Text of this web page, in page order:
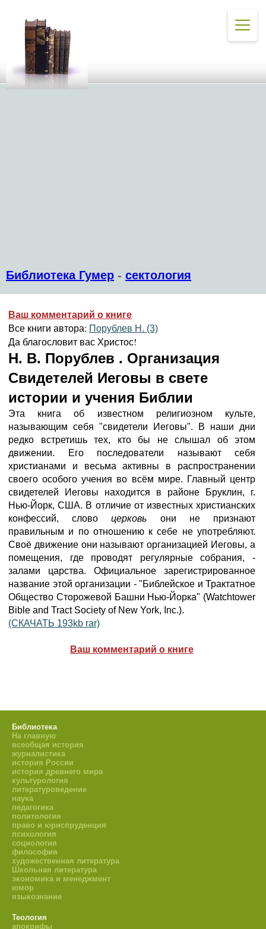
Библиотека Гумер - сектология
Ваш комментарий о книге
Все книги автора: Порублев Н. (3)
Да благословит вас Христос!
Н. В. Порублев . Организация
Свидетелей Иеговы в свете
истории и учения Библии
Эта книга об известном религиозном культе,
называющим себя "свидетели Иеговы". В наши дни
редко встретишь тех, кто бы не слышал об этом
движении. Его последователи называют себя
христианами и весьма активны в распространении
своего особого учения во всём мире. Главный центр
свидетелей Иеговы находится в районе Бруклин, г.
Нью-Йорк, США. В отличие от известных христианских
конфессий, словоцерковь они не признают
правильным и по отношению к себе не употребляют.
Своё движение они называют организацией Иеговы, а
помещения, где проводят регулярные собрания, -
залами царства. Официальное зарегистрированное
название этой организации - "Библейское и Трактатное
Общество Сторожевой Башни Нью-Йорка" (Watchtower
Bible and Tract Society of New York, Inc.).
(СКАЧАТЬ 193kb rar)
Ваш комментарий о книге
Библиотека
На главную
всеобщая история
журналистика
история России
история древнего мира
культурология
литературоведение
наука
педагогика
политология
право и юриспруденция
психология
социология
философия
художественная литература
Школьная литература
экономика и менеджмент
юмор
языкознание
Теология
апокрифы